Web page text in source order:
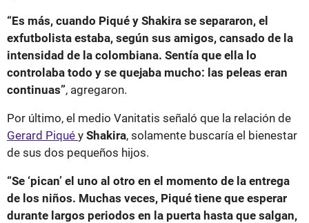
“Es más, cuando Piqué y Shakira se separaron, el
exfutbolista estaba, según sus amigos, cansado de la
intensidad de la colombiana. Sentía que ella lo
controlaba todo y se quejaba mucho: las peleas eran
continuas”, agregaron.
Por último, el medio Vanitatis señaló que la relación de
Gerard Piqué y Shakira, solamente buscaría el bienestar
de sus dos pequeños hijos.
“Se ‘pican’ el uno al otro en el momento de la entrega
de los niños. Muchas veces, Piqué tiene que esperar
durante largos periodos en la puerta hasta que salgan,